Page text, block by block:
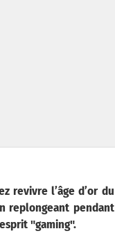
revivre l’âge d’or du
replongeant pendant
"gaming".